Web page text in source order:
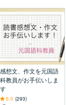
感想文、作文を元国語
科教員がお手伝いしま
す
5.0 (293)